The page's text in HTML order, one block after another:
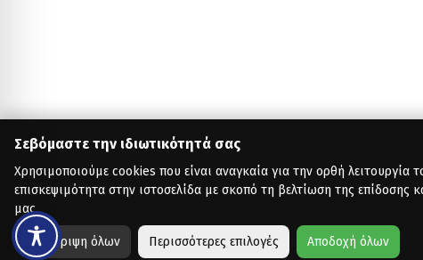
Σεβόμαστε την ιδιωτικότητά σας
Χρησιμοποιούμε cookies που είναι αναγκαία για την ορθή
επισκεψιμότητα στην ιστοσελίδα με σκοπό τη βελτίωση της
μας.
Απόρριψη όλων Περισσότερες επιλογές Αποδοχή όλων